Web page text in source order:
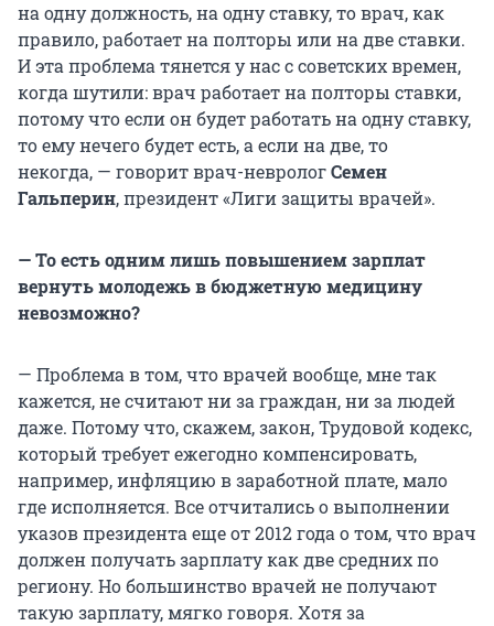
на одну должность, на одну ставку, то врач, как
правило, работает на полторы или на две ставки.
И эта проблема тянется у нас с советских времен,
когда шутили: врач работает на полторы ставки,
потому что если он будет работать на одну ставку,
то ему нечего будет есть, а если на две, то
некогда, — говорит врач-неврологСемен
Гальперин, президент «Лиги защиты врачей».
— То есть одним лишь повышением зарплат
вернуть молодежь в бюджетную медицину
невозможно?
— Проблема в том, что врачей вообще, мне так
кажется, не считают ни за граждан, ни за людей
даже. Потому что, скажем, закон, Трудовой кодекс,
который требует ежегодно компенсировать,
например, инфляцию в заработной плате, мало
где исполняется. Все отчитались о выполнении
указов президента еще от 2012 года о том, что врач
должен получать зарплату как две средних по
региону. Но большинство врачей не получают
такую зарплату, мягко говоря. Хотя за